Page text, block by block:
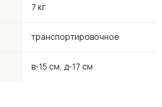
7 кг
транспортировочное
в-15 см, д-17 см